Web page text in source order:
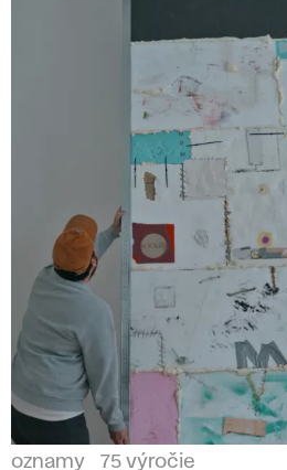
oznamy 75 výročie